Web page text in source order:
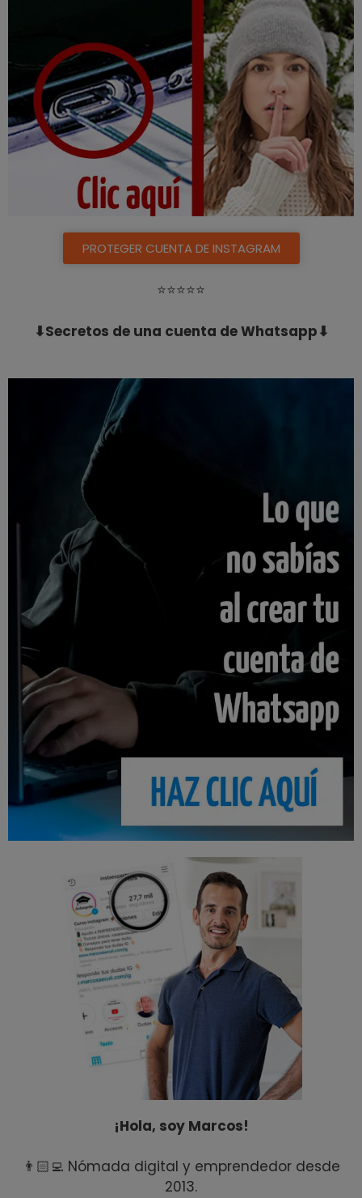
PROTEGER CUENTA DE INSTAGRAM
⭐️⭐️⭐️⭐️⭐️
⬇Secretos de una cuenta de Whatsapp⬇
¡Hola, soy Marcos!
👨🏻‍💻 Nómada digital y emprendedor desde
2013.